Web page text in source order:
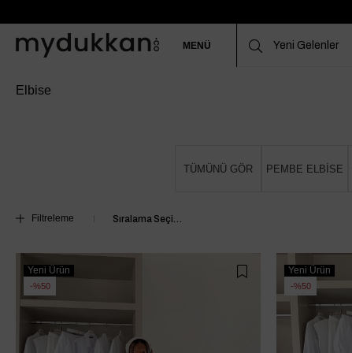
MENÜ
Elbise
TÜMÜNÜ GÖR PEMBE ELBİSE
Filtreleme
Yeni Ürün
%50
Yeni Ürün
%50